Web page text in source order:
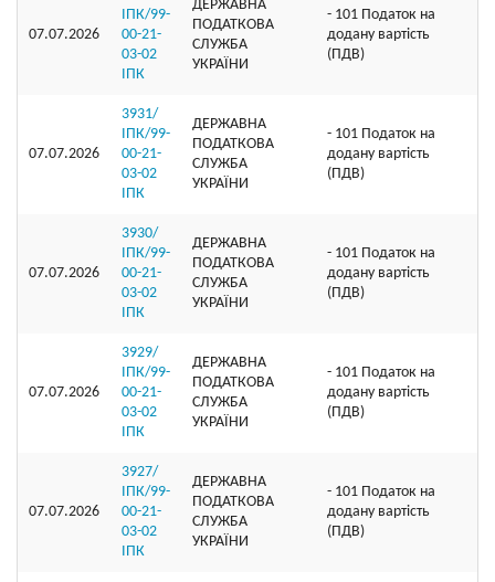
07.07.2026
ІПК/99-
00-21-
03-02
ІПК
ДЕРЖАВНА
ПОДАТКОВА
СЛУЖБА
УКРАЇНИ
- 101 Податок на
додану вартість
(ПДВ)
07.07.2026
3931/
ІПК/99-
00-21-
03-02
ІПК
ДЕРЖАВНА
ПОДАТКОВА
СЛУЖБА
УКРАЇНИ
- 101 Податок на
додану вартість
(ПДВ)
07.07.2026
3930/
ІПК/99-
00-21-
03-02
ІПК
ДЕРЖАВНА
ПОДАТКОВА
СЛУЖБА
УКРАЇНИ
- 101 Податок на
додану вартість
(ПДВ)
07.07.2026
3929/
ІПК/99-
00-21-
03-02
ІПК
ДЕРЖАВНА
ПОДАТКОВА
СЛУЖБА
УКРАЇНИ
- 101 Податок на
додану вартість
(ПДВ)
07.07.2026
3927/
ІПК/99-
00-21-
03-02
ІПК
ДЕРЖАВНА
ПОДАТКОВА
СЛУЖБА
УКРАЇНИ
- 101 Податок на
додану вартість
(ПДВ)